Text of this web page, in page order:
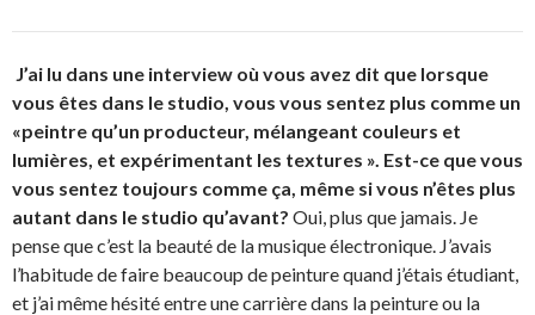
J’ai lu dans une interview où vous avez dit que lorsque
vous êtes dans le studio, vous vous sentez plus comme un
«peintre qu’un producteur, mélangeant couleurs et
lumières, et expérimentant les textures ». Est-ce que vous
vous sentez toujours comme ça, même si vous n’êtes plus
autant dans le studio qu’avant? Oui, plus que jamais. Je
pense que c’est la beauté de la musique électronique. J’avais
l’habitude de faire beaucoup de peinture quand j’étais étudiant,
et j’ai même hésité entre une carrière dans la peinture ou la